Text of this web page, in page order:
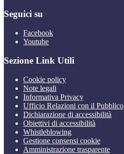
Seguici su
Facebook
Youtube
Sezione Link Utili
Cookie policy
Note legali
Informativa Privacy
Ufficio Relazioni con il Pubblico
Dichiarazione di accessibilità
Obiettivi di accessibilità
Whistleblowing
Gestione consensi cookie
Amministrazione trasparente